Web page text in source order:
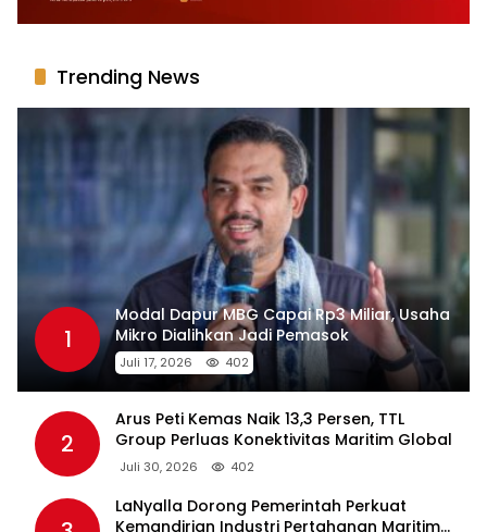
Trending News
1
Modal Dapur MBG Capai Rp3 Miliar, Usaha
Mikro Dialihkan Jadi Pemasok
Juli 17, 2026 402
2
Arus Peti Kemas Naik 13,3 Persen, TTL
Group Perluas Konektivitas Maritim Global
Juli 30, 2026 402
LaNyalla Dorong Pemerintah Perkuat
Kemandirian Industri Pertahanan Maritim